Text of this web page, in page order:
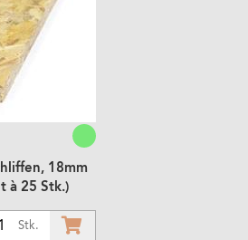
18mm
à 25 Stk.)
Stk.